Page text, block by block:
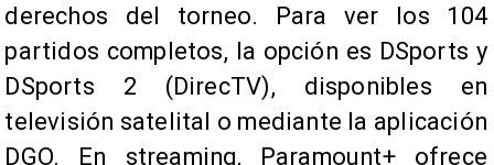
derechos del torneo. Para ver los 104
partidos completos, la opción es DSports y
DSports 2 (DirecTV), disponibles en
televisión satelital o mediante la aplicación
DGO. En streaming, Paramount+ ofrece